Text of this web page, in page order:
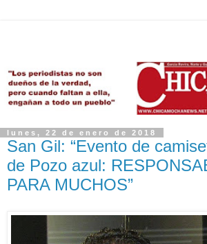
lunes, 22 de enero de 2018
San Gil: “Evento de
de Pozo azul:
PARA MUCHOS”